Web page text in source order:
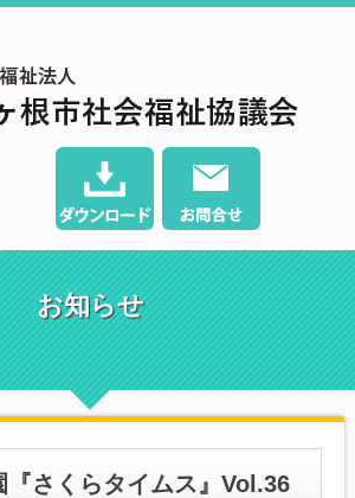
議会
お知らせ
『さくらタイムス』Vol.36